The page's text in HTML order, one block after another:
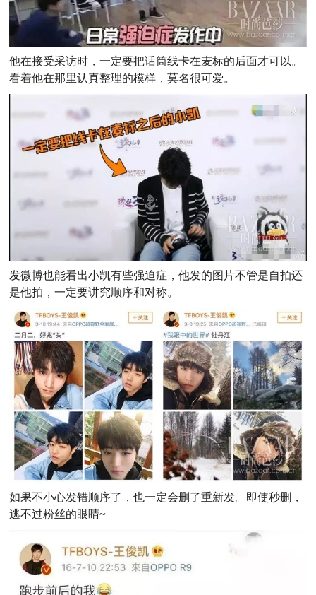
他在接受采访时，一定要把话筒线卡在麦标的后面才可以。
看着他在那里认真整理的模样，莫名很可爱。
发微博也能看出小凯有些强迫症，他发的图片不管是自拍还
是他拍，一定要讲究顺序和对称。
如果不小心发错顺序了，也一定会删了重新发。即使秒删，
逃不过粉丝的眼睛~